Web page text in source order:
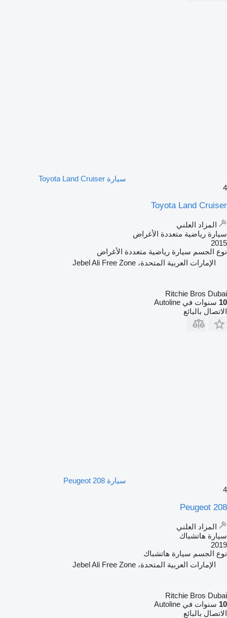
سيارة Toyota Land Cruiser
4
Toyota Land Cruiser
المزاد العلني
سيارة رياضية متعددة الأغراض
2015
نوع الجسم سيارة رياضية متعددة الأغراض
الإمارات العربية المتحدة، Jebel Ali Free Zone
Ritchie Bros Dubai
10 سنوات في Autoline
الاتصال بالبائع
سيارة Peugeot 208
4
Peugeot 208
المزاد العلني
سيارة هاتشباك
2019
نوع الجسم سيارة هاتشباك
الإمارات العربية المتحدة، Jebel Ali Free Zone
Ritchie Bros Dubai
10 سنوات في Autoline
الاتصال بالبائع